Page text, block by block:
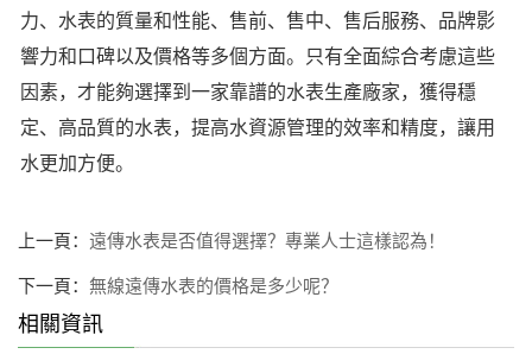
力、水表的質量和性能、售前、售中、售后服務、品牌影
響力和口碑以及價格等多個方面。只有全面綜合考慮這些
因素，才能夠選擇到一家靠譜的水表生產廠家，獲得穩
定、高品質的水表，提高水資源管理的效率和精度，讓用
水更加方便。
上一頁： 遠傳水表是否值得選擇？專業人士這樣認為！
下一頁： 無線遠傳水表的價格是多少呢？
相關資訊